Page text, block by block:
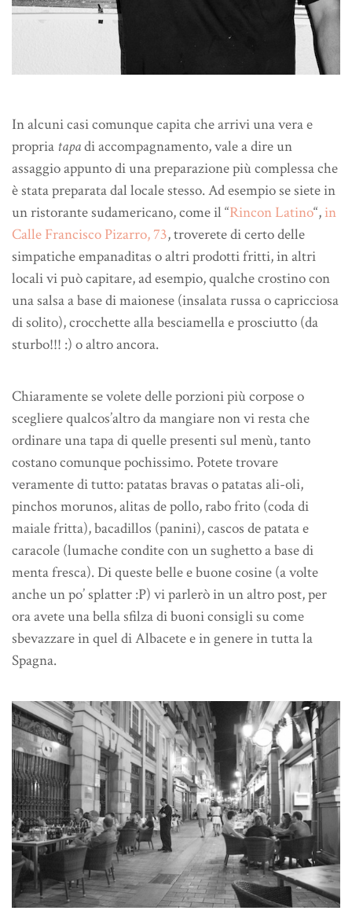
In alcuni casi comunque capita che arrivi una vera e
propria tapadi accompagnamento, vale a dire un
assaggio appunto di una preparazione più complessa che
è stata preparata dal locale stesso. Ad esempio se siete in
un ristorante sudamericano, come il “Rincon Latino“,in
Calle Francisco Pizarro, 73, troverete di certo delle
simpatiche empanaditas o altri prodotti fritti, in altri
locali vi può capitare, ad esempio, qualche crostino con
una salsa a base di maionese (insalata russa o capricciosa
di solito), crocchette alla besciamella e prosciutto (da
sturbo!!! :) o altro ancora.
Chiaramente se volete delle porzioni più corpose o
scegliere qualcos’altro da mangiare non vi resta che
ordinare una tapa di quelle presenti sul menù, tanto
costano comunque pochissimo. Potete trovare
veramente di tutto: patatas bravas o patatas ali-oli,
pinchos morunos, alitas de pollo, rabo frito (coda di
maiale fritta), bacadillos (panini), cascos de patata e
caracole (lumache condite con un sughetto a base di
menta fresca). Di queste belle e buone cosine (a volte
anche un po’ splatter :P) vi parlerò in un altro post, per
ora avete una bella sfilza di buoni consigli su come
sbevazzare in quel di Albacete e in genere in tutta la
Spagna.